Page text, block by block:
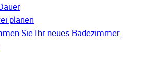
planen
Sie Ihr neues Badezimmer